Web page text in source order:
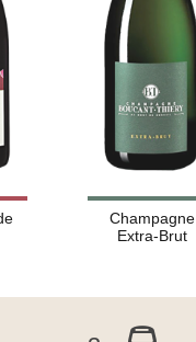
Champagne
Extra-Brut